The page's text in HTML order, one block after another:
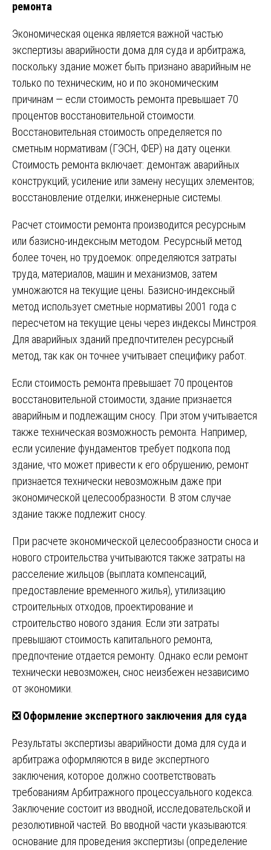
ремонта
Экономическая оценка является важной частью
экспертизы аварийности дома для суда и арбитража,
поскольку здание может быть признано аварийным не
только по техническим, но и по экономическим
причинам — если стоимость ремонта превышает 70
процентов восстановительной стоимости.
Восстановительная стоимость определяется по
сметным нормативам (ГЭСН, ФЕР) на дату оценки.
Стоимость ремонта включает: демонтаж аварийных
конструкций; усиление или замену несущих элементов;
восстановление отделки; инженерные системы.
Расчет стоимости ремонта производится ресурсным
или базисно-индексным методом. Ресурсный метод
более точен, но трудоемок: определяются затраты
труда, материалов, машин и механизмов, затем
умножаются на текущие цены. Базисно-индексный
метод использует сметные нормативы 2001 года с
пересчетом на текущие цены через индексы Минстроя.
Для аварийных зданий предпочтителен ресурсный
метод, так как он точнее учитывает специфику работ.
Если стоимость ремонта превышает 70 процентов
восстановительной стоимости, здание признается
аварийным и подлежащим сносу. При этом учитывается
также техническая возможность ремонта. Например,
если усиление фундаментов требует подкопа под
здание, что может привести к его обрушению, ремонт
признается технически невозможным даже при
экономической целесообразности. В этом случае
здание также подлежит сносу.
При расчете экономической целесообразности сноса и
нового строительства учитываются также затраты на
расселение жильцов (выплата компенсаций,
предоставление временного жилья), утилизацию
строительных отходов, проектирование и
строительство нового здания. Если эти затраты
превышают стоимость капитального ремонта,
предпочтение отдается ремонту. Однако если ремонт
технически невозможен, снос неизбежен независимо
от экономики.
❎Оформление экспертного заключения для суда
Результаты экспертизы аварийности дома для суда и
арбитража оформляются в виде экспертного
заключения, которое должно соответствовать
требованиям Арбитражного процессуального кодекса.
Заключение состоит из вводной, исследовательской и
резолютивной частей. Во вводной части указываются:
основание для проведения экспертизы (определение